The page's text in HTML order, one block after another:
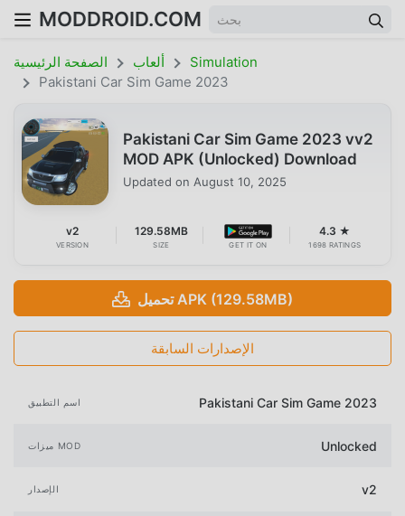
MODDROID.COM
الصفحة الرئيسية ألعاب
Simulation
Pakistani Car Sim Game 2023
Pakistani Car Sim Game 2023 vv2
MOD APK (Unlocked) Download
Updated on August 10, 2025
v2
VERSION
129.58MB
SIZE GET IT ON
4.3 ★
1698 RATINGS
تحميل APK (129.58MB)
الإصدارات السابقة
اسم التطبيق Pakistani Car Sim Game 2023
ميزات MOD Unlocked
الإصدار v2